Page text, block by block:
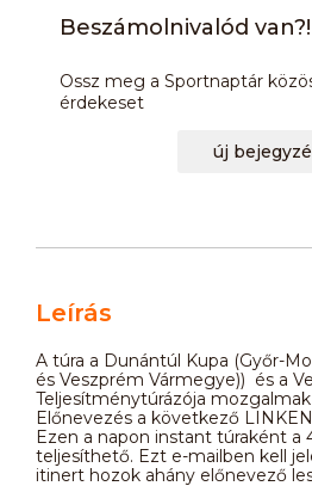
Beszámolnivalód van?!
Ossz meg a Sportnaptár
érdekeset
új
Leírás
A túra a Dunántúl Kupa (Győr-
és Veszprém Vármegye)) és a
Teljesítménytúrázója mozgalmak
Előnevezés a következő
Ezen a napon instant túraként a
teljesíthető. Ezt e-mailben kell
itinert hozok ahány előnevező